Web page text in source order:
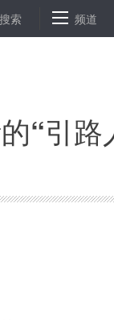
处６家房地产开发企
搜索 频道
“引路